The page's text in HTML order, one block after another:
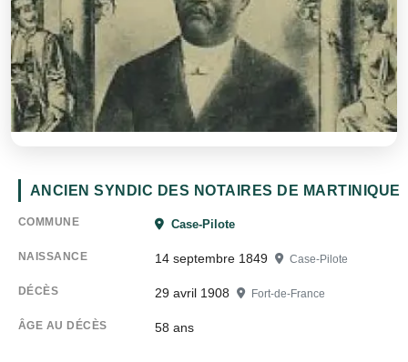
ANCIEN SYNDIC DES NOTAIRES DE MARTINIQUE
COMMUNE Case-Pilote
NAISSANCE 14 septembre 1849 Case-Pilote
DÉCÈS 29 avril 1908 Fort-de-France
ÂGE AU DÉCÈS 58 ans